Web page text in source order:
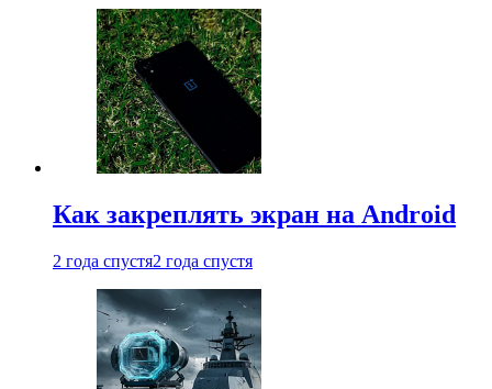
Как закреплять экран на Android
2 года спустя2 года спустя